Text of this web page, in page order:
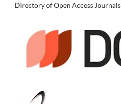
Directory of Open Access Journals